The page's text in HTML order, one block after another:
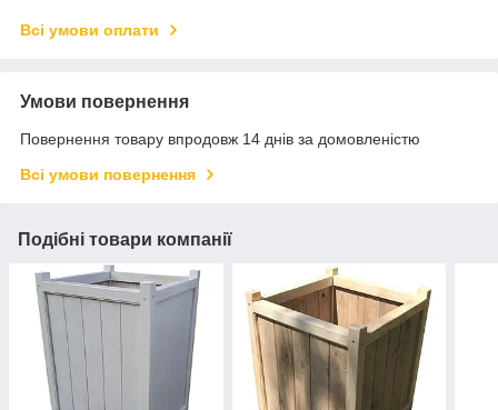
Всі умови оплати
Умови повернення
Повернення товару впродовж 14 днів за домовленістю
Всі умови повернення
Подібні товари компанії